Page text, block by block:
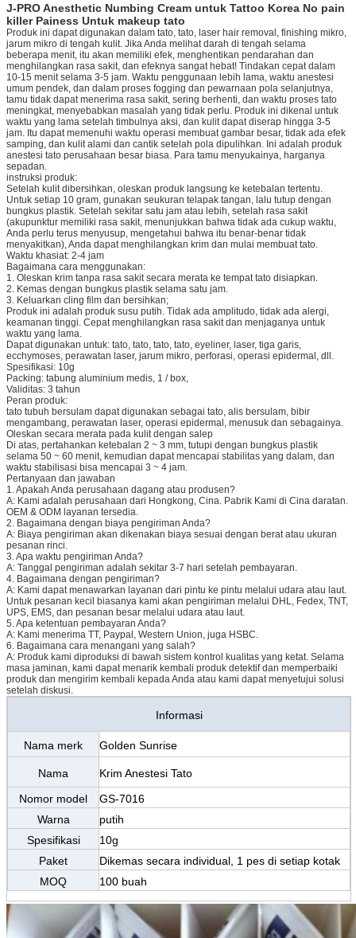
J-PRO Anesthetic Numbing Cream untuk Tattoo Korea No pain
killer Painess Untuk makeup tato
Produk ini dapat digunakan dalam tato, tato, laser hair removal, finishing mikro,
jarum mikro di tengah kulit. Jika Anda melihat darah di tengah selama
beberapa menit, itu akan memiliki efek, menghentikan pendarahan dan
menghilangkan rasa sakit, dan efeknya sangat hebat! Tindakan cepat dalam
10-15 menit selama 3-5 jam. Waktu penggunaan lebih lama, waktu anestesi
umum pendek, dan dalam proses fogging dan pewarnaan pola selanjutnya,
tamu tidak dapat menerima rasa sakit, sering berhenti, dan waktu proses tato
meningkat, menyebabkan masalah yang tidak perlu. Produk ini dikenal untuk
waktu yang lama setelah timbulnya aksi, dan kulit dapat diserap hingga 3-5
jam. Itu dapat memenuhi waktu operasi membuat gambar besar, tidak ada efek
samping, dan kulit alami dan cantik setelah pola dipulihkan. Ini adalah produk
anestesi tato perusahaan besar biasa. Para tamu menyukainya, harganya
sepadan.
instruksi produk:
Setelah kulit dibersihkan, oleskan produk langsung ke ketebalan tertentu.
Untuk setiap 10 gram, gunakan seukuran telapak tangan, lalu tutup dengan
bungkus plastik. Setelah sekitar satu jam atau lebih, setelah rasa sakit
(akupunktur memiliki rasa sakit, menunjukkan bahwa tidak ada cukup waktu,
Anda perlu terus menyusup, mengetahui bahwa itu benar-benar tidak
menyakitkan), Anda dapat menghilangkan krim dan mulai membuat tato.
Waktu khasiat: 2-4 jam
Bagaimana cara menggunakan:
1. Oleskan krim tanpa rasa sakit secara merata ke tempat tato disiapkan.
2. Kemas dengan bungkus plastik selama satu jam.
3. Keluarkan cling film dan bersihkan;
Produk ini adalah produk susu putih. Tidak ada amplitudo, tidak ada alergi,
keamanan tinggi. Cepat menghilangkan rasa sakit dan menjaganya untuk
waktu yang lama.
Dapat digunakan untuk: tato, tato, tato, tato, eyeliner, laser, tiga garis,
ecchymoses, perawatan laser, jarum mikro, perforasi, operasi epidermal, dll.
Spesifikasi: 10g
Packing: tabung aluminium medis, 1 / box,
Validitas: 3 tahun
Peran produk:
tato tubuh bersulam dapat digunakan sebagai tato, alis bersulam, bibir
mengambang, perawatan laser, operasi epidermal, menusuk dan sebagainya.
Oleskan secara merata pada kulit dengan salep
Di atas, pertahankan ketebalan 2 ~ 3 mm, tutupi dengan bungkus plastik
selama 50 ~ 60 menit, kemudian dapat mencapai stabilitas yang dalam, dan
waktu stabilisasi bisa mencapai 3 ~ 4 jam.
Pertanyaan dan jawaban
1. Apakah Anda perusahaan dagang atau produsen?
A: Kami adalah perusahaan dari Hongkong, Cina. Pabrik Kami di Cina daratan.
OEM & ODM layanan tersedia.
2. Bagaimana dengan biaya pengiriman Anda?
A: Biaya pengiriman akan dikenakan biaya sesuai dengan berat atau ukuran
pesanan rinci.
3. Apa waktu pengiriman Anda?
A: Tanggal pengiriman adalah sekitar 3-7 hari setelah pembayaran.
4. Bagaimana dengan pengiriman?
A: Kami dapat menawarkan layanan dari pintu ke pintu melalui udara atau laut.
Untuk pesanan kecil biasanya kami akan pengiriman melalui DHL, Fedex, TNT,
UPS, EMS, dan pesanan besar melalui udara atau laut.
5. Apa ketentuan pembayaran Anda?
A: Kami menerima TT, Paypal, Western Union, juga HSBC.
6. Bagaimana cara menangani yang salah?
A: Produk kami diproduksi di bawah sistem kontrol kualitas yang ketat. Selama
masa jaminan, kami dapat menarik kembali produk detektif dan memperbaiki
produk dan mengirim kembali kepada Anda atau kami dapat menyetujui solusi
setelah diskusi.
Informasi
Nama merk Golden Sunrise
Nama
Krim Anestesi Tato
Nomor model
GS-7016
Warna
putih
Spesifikasi
10g
Paket
Dikemas secara individual, 1 pes di setiap kotak
MOQ
100 buah